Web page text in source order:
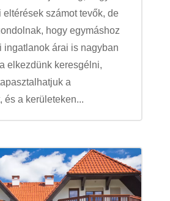
eltérések számot tevők, de
hogy egymáshoz
ingatlanok árai is nagyban
elkezdünk keresgélni,
a
és a kerületeken...